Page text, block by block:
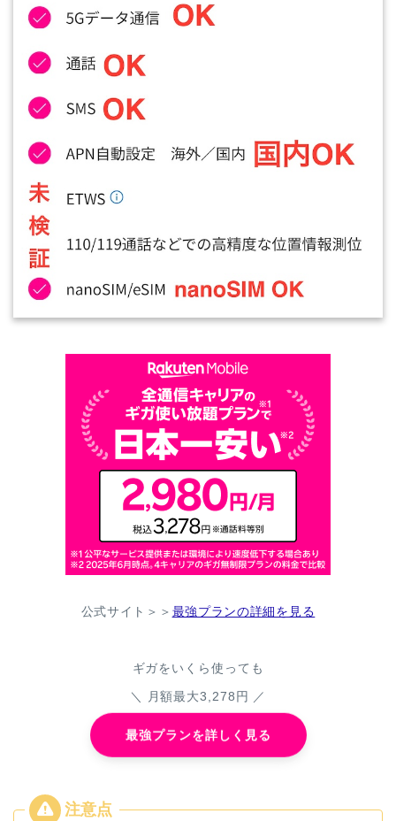
公式サイト＞＞ 最強プランの詳細を見る
ギガをいくら使っても
＼ 月額最大3,278円 ／
最強プランを詳しく見る